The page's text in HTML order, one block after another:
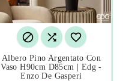
  
Albero Pino Argentato Con
Vaso H90cm D85cm | Edg -
Enzo De Gasperi